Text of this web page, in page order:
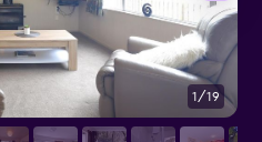
1/19